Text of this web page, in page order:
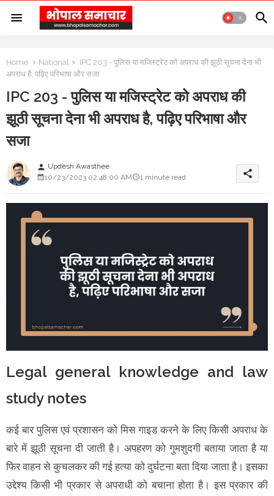
Home National
IPC 203 - पुलिस या मजिस्ट्रेट को अपराध की झूठी सूचना देना भी
अपराध है, पढ़िए परिभाषा और सजा
IPC 203 - पुलिस या मजिस्ट्रेट को अपराध की
झूठी सूचना देना भी अपराध है, पढ़िए परिभाषा और
सजा
person Updesh Awasthee
10/23/2023 02:48:00 AM
1 minute read share
Legal general knowledge and law
study notes
कई बार पुलिस एवं प्रशासन को मिस गाइड करने के लिए किसी अपराध के
बारे में झूठी सूचना दी जाती है। अपहरण को गुमशुदगी बताया जाता है या
फिर वाहन से कुचलकर की गई हत्या को दुर्घटना बता दिया जाता है। इसका
उद्देश्य किसी भी प्रकार से अपराधी को बचाना होता है। इस प्रकार की